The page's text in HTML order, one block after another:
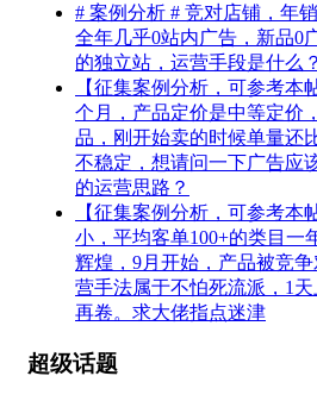
# 案例分析 # 竞对店铺，年
全年几乎0站内广告，新品0
的独立站，运营手段是什么
【征集案例分析，可参考本
个月，产品定价是中等定价
品，刚开始卖的时候单量还
不稳定，想请问一下广告应
的运营思路？
【征集案例分析，可参考本
小，平均客单100+的类目一
辉煌，9月开始，产品被竞
营手法属于不怕死流派，1
再卷。求大佬指点迷津
超级话题